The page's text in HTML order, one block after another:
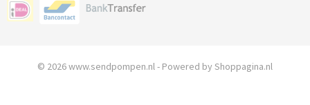
© 2026 www.sendpompen.nl - Powered by Shoppagina.nl